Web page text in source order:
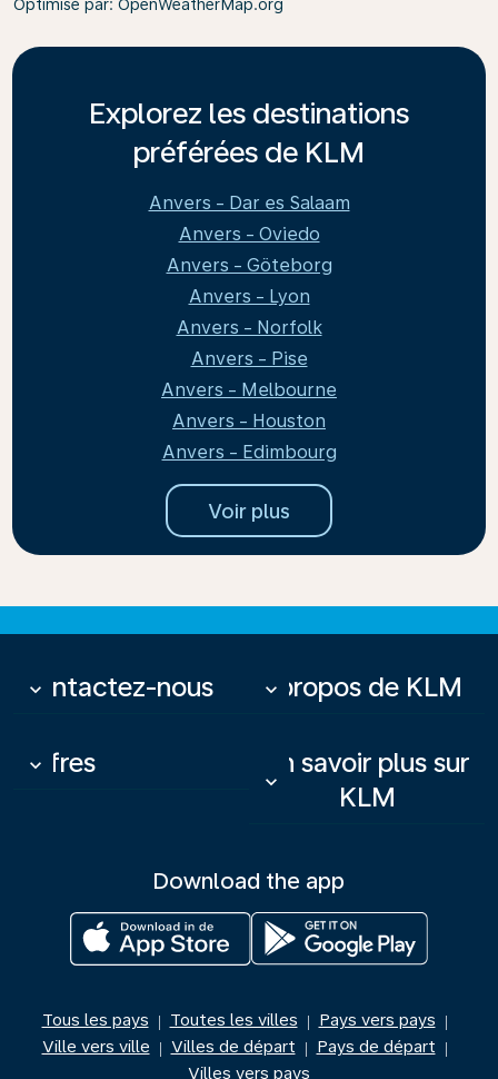
Optimisé par: OpenWeatherMap.org
Explorez les destinations
préférées de KLM
Anvers - Dar es Salaam
Anvers - Oviedo
Anvers - Göteborg
Anvers - Lyon
Anvers - Norfolk
Anvers - Pise
Anvers - Melbourne
Anvers - Houston
Anvers - Edimbourg
Voir plus
Contactez-nous
keyboard_arrow_down À propos de KLM
keyboard_arrow_down
Offres
keyboard_arrow_down
En savoir plus sur
KLM
keyboard_arrow_down
Download the app
Tous les pays | Toutes les villes | Pays vers pays |
Ville vers ville | Villes de départ | Pays de départ |
Villes vers pays